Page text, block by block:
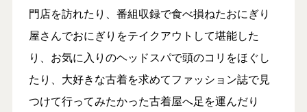
門店を訪れたり、番組収録で食べ損ねたおにぎり
屋さんでおにぎりをテイクアウトして堪能した
り、お気に入りのヘッドスパで頭のコリをほぐし
たり、大好きな古着を求めてファッション誌で見
つけて行ってみたかった古着屋へ足を運んだり